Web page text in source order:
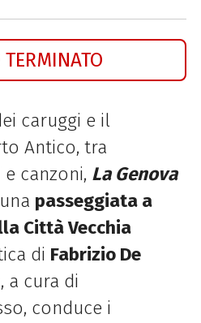
TERMINATO
caruggi e il
Antico, tra
canzoni, La Genova
passeggiata a
Città Vecchia
di Fabrizio De
a cura di
conduce i